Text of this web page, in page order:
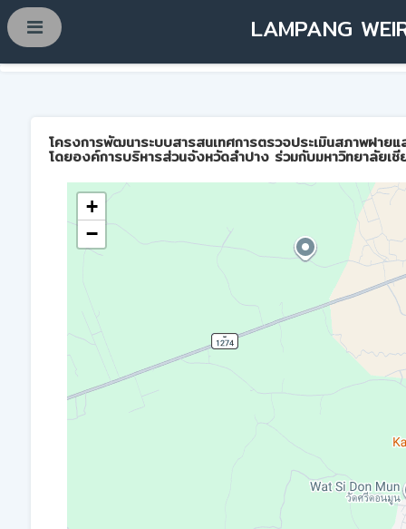
LAMPANG
โครงการพัฒนาระบบสารสนเทศการตรวจประเมินสภาพฝาย
โดยองค์การบริหารส่วนจังหวัดลำปาง ร่วมกับมหาวิทยาลัยเชี
+
−